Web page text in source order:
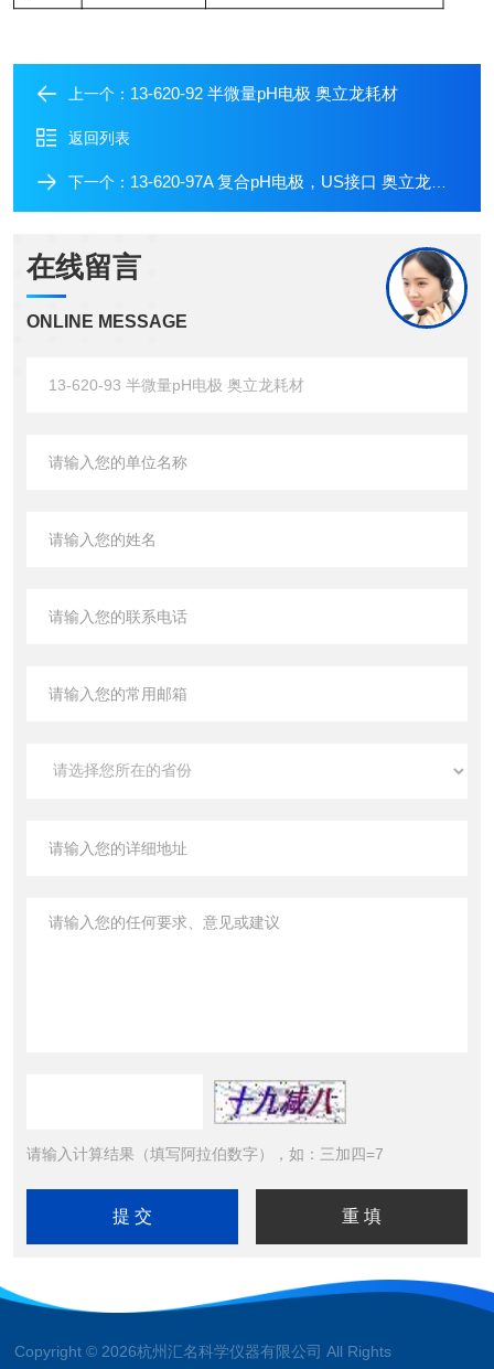
上一个： 13-620-92 半微量pH电极 奥立龙耗材
返回列表
下一个： 13-620-97A 复合pH电极，US接口 奥立龙耗材
在线留言
ONLINE MESSAGE
请输入计算结果（填写阿拉伯数字），如：三加四=7
Copyright © 2026杭州汇名科学仪器有限公司 All Rights